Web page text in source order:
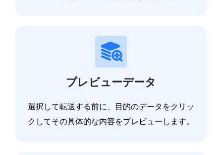
プレビューデータ
選択して転送する前に、目的のデータをクリッ
クしてその具体的な内容をプレビューします。